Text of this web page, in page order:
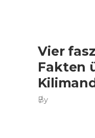
Vier
Fakten
By